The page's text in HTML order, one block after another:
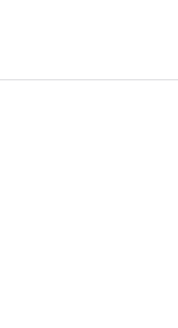
tra i produttori di
autorizzato